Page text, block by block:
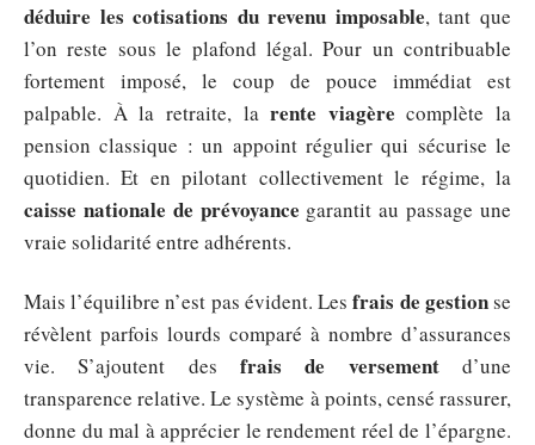
déduire les cotisations du revenu imposable, tant que
l’on reste sous le plafond légal. Pour un contribuable
fortement imposé, le coup de pouce immédiat est
palpable. À la retraite, larente viagère complète la
pension classique : un appoint régulier qui sécurise le
quotidien. Et en pilotant collectivement le régime, la
caisse nationale de prévoyance garantit au passage une
vraie solidarité entre adhérents.
Mais l’équilibre n’est pas évident. Lesfrais de gestionse
révèlent parfois lourds comparé à nombre d’assurances
vie. S’ajoutent des frais de versementd’une
transparence relative. Le système à points, censé rassurer,
donne du mal à apprécier le rendement réel de l’épargne.